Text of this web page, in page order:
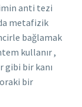
anti tezi
metafizik
bağlamak
kullanır ,
bir kanı
bir